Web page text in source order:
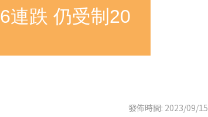
連跌 仍受制20
發佈時間: 2023/09/15